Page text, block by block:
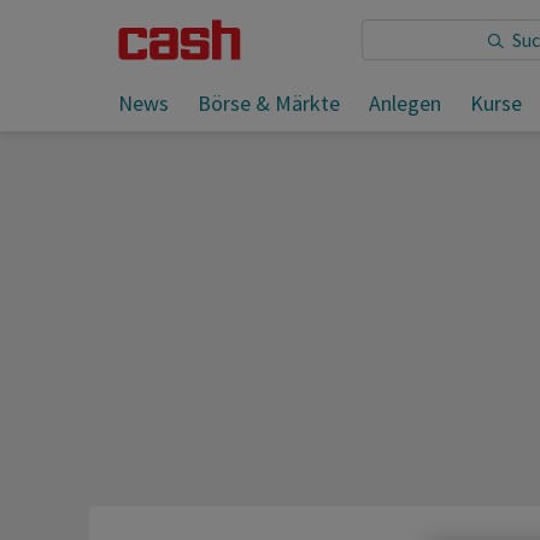
News Börse & Märkte Anlegen Kurse
Sie lesen: